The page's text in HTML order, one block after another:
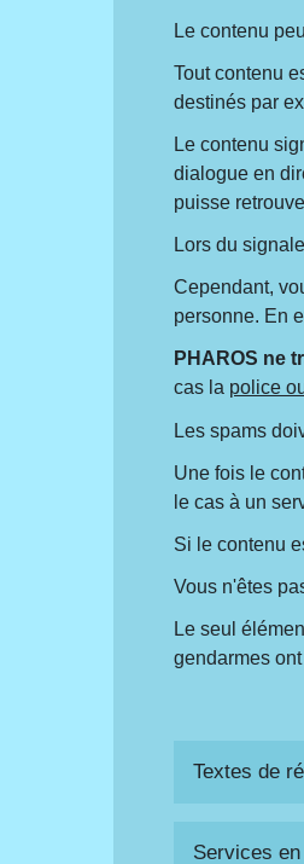
Le contenu
Tout contenu
destinés par
Le contenu
dialogue en
puisse
Lors du
Cependant,
personne. En
PHAROS ne
cas la police
Les spams
Une fois le
le cas à un
Si le contenu
Vous n'êtes
Le seul
gendarmes
Textes de
Services